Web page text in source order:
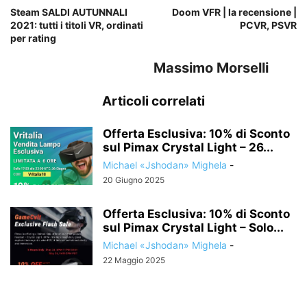
Steam SALDI AUTUNNALI
2021: tutti i titoli VR, ordinati
per rating
Doom VFR | la recensione |
PCVR, PSVR
Massimo Morselli
Articoli correlati
Offerta Esclusiva: 10% di Sconto
sul Pimax Crystal Light – 26...
Michael «Jshodan» Mighela -
20 Giugno 2025
Offerta Esclusiva: 10% di Sconto
sul Pimax Crystal Light – Solo...
Michael «Jshodan» Mighela -
22 Maggio 2025